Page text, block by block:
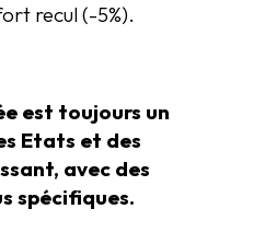
recul (-5%).
est toujours un
Etats et des
avec des
spécifiques.